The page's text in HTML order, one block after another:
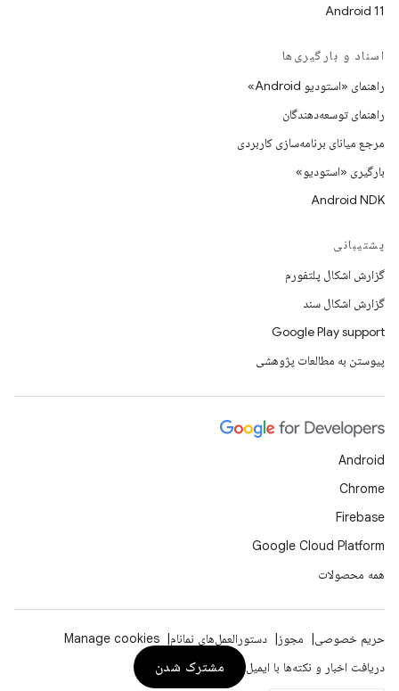
Android 11
اسناد و بارگیری‌ها
راهنمای «استودیو Android»
راهنمای توسعه‌دهندگان
مرجع میانای برنامه‌سازی کاربردی
بارگیری «استودیو»
Android NDK
پشتیبانی
گزارش اشکال پلتفورم
گزارش اشکال سند
Google Play support
پیوستن به مطالعات پژوهشی
Android
Chrome
Firebase
Google Cloud Platform
همه محصولات
حریم خصوصی مجوز دستورالعمل‌های نمانام
Manage cookies
دریافت اخبار و نکته‌ها با ایمیل
مشترک شدن